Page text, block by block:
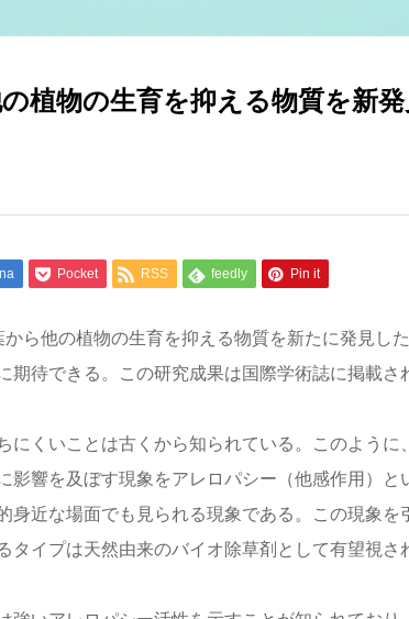
植物の生育を抑える物質を新
Pocket RSS feedly Pin it
ら他の植物の生育を抑える物質を新たに発見し
期待できる。この研究成果は国際学術誌に掲載さ
にくいことは古くから知られている。このよう
影響を及ぼす現象をアレロパシー（他感作用）
身近な場面でも見られる現象である。この現象を
タイプは天然由来のバイオ除草剤として有望視さ